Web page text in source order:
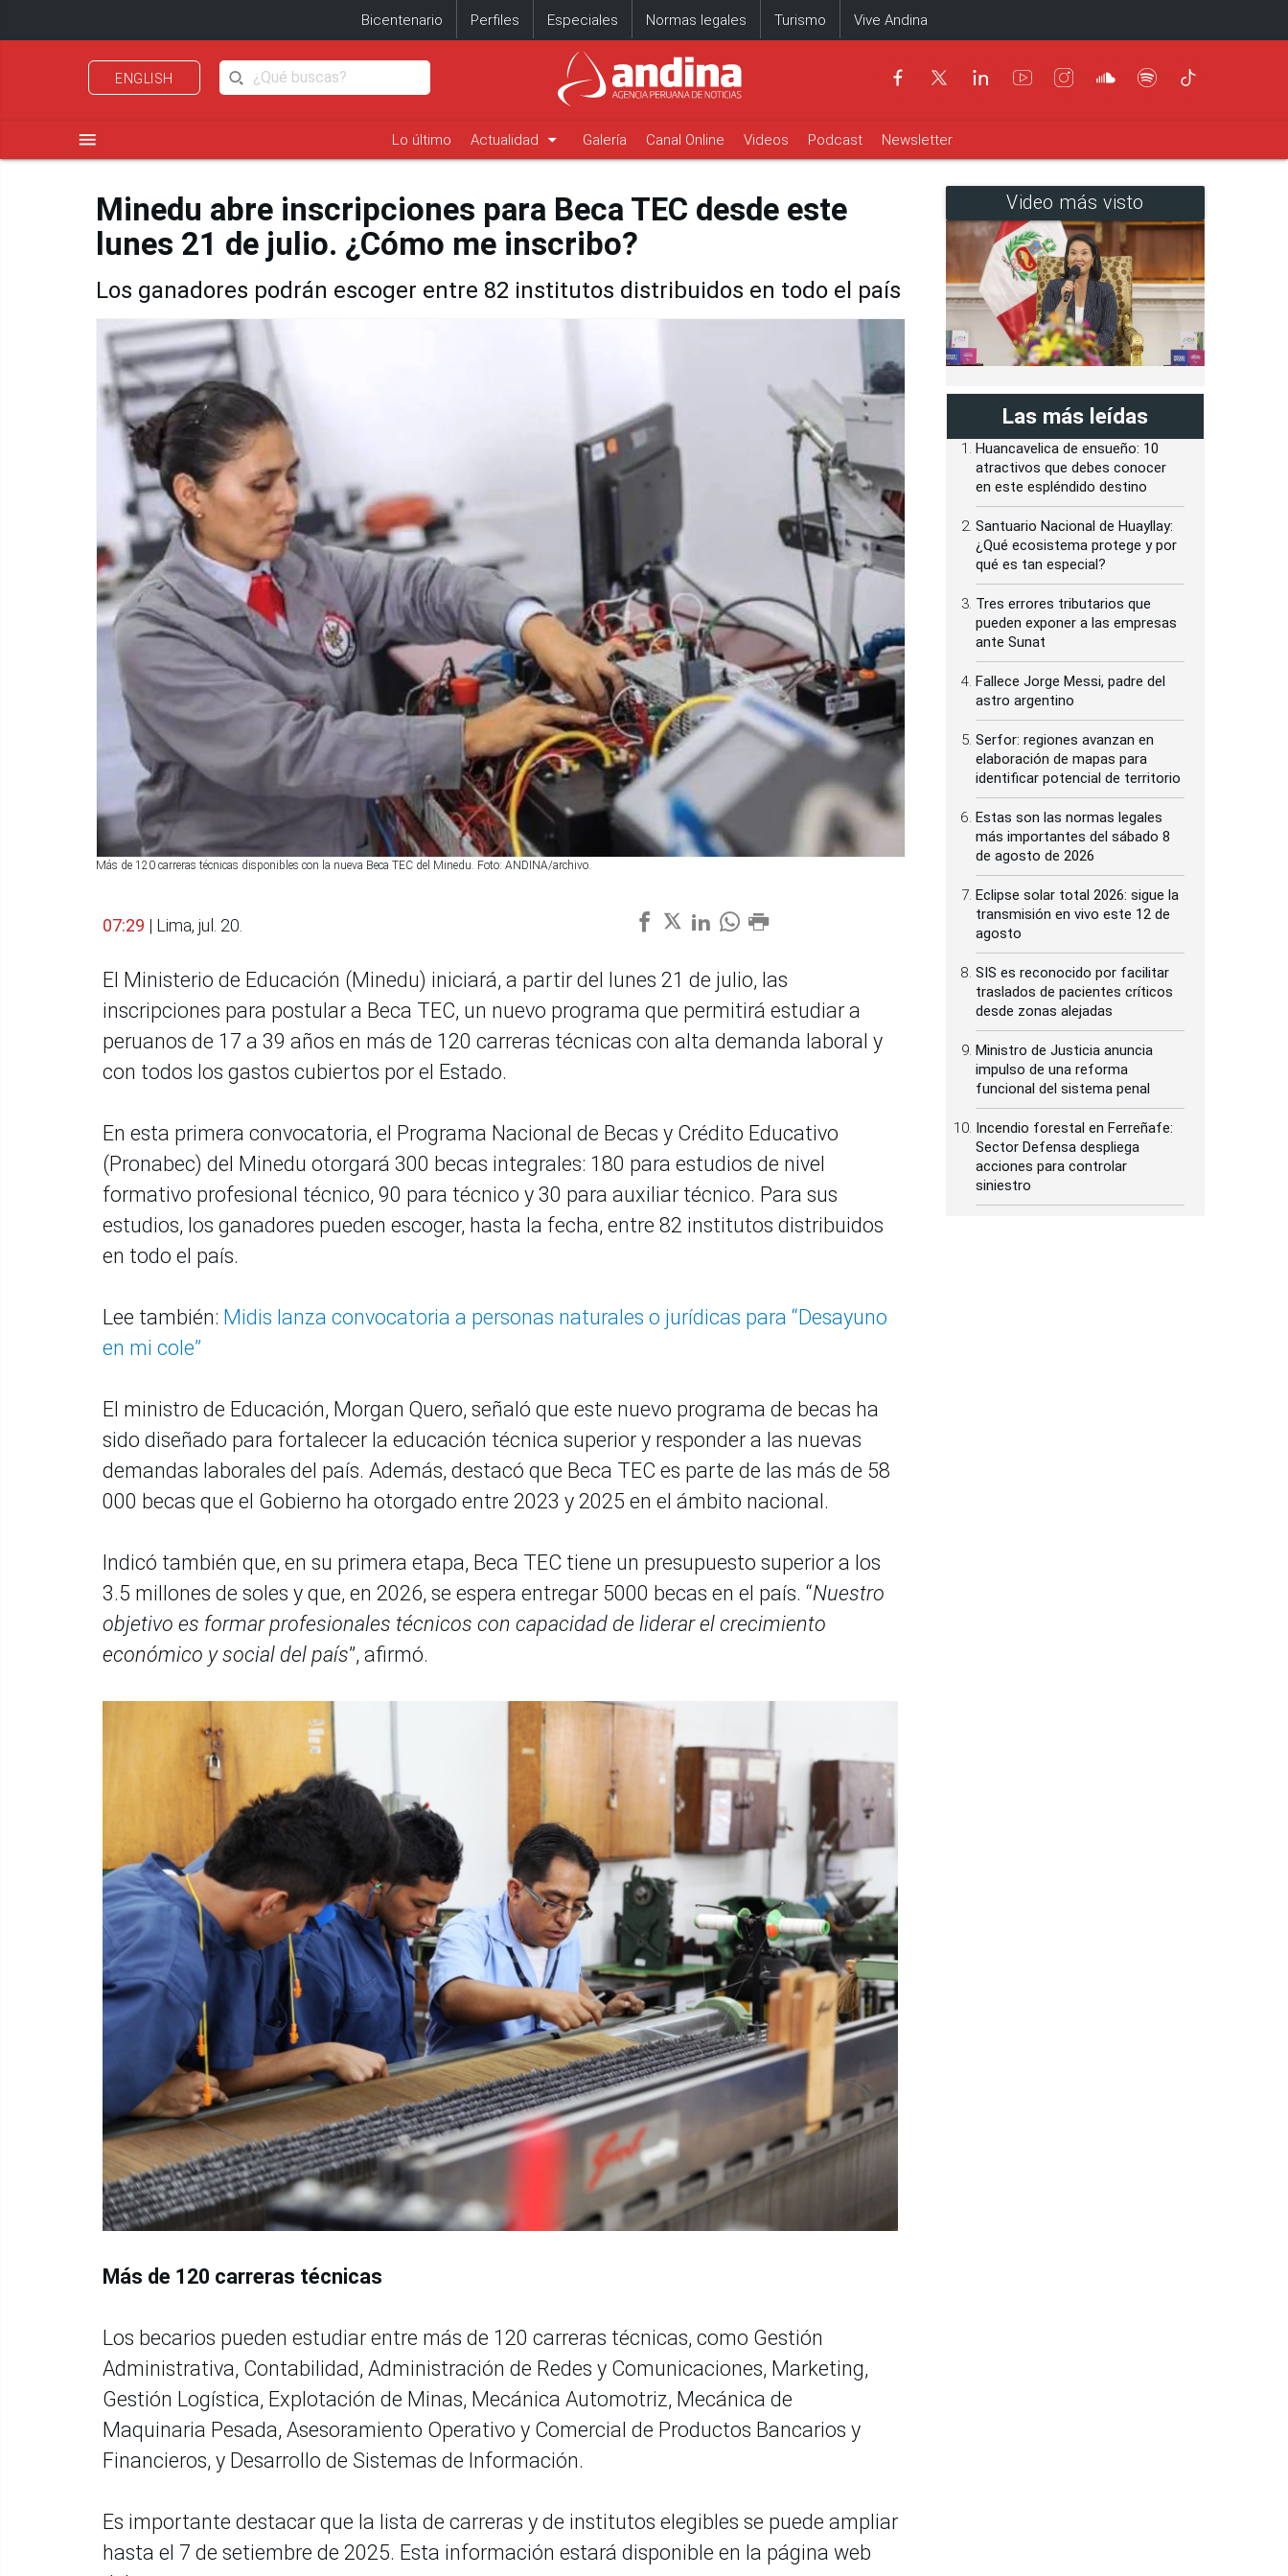
Bicentenario Perfiles Especiales Normas legales Turismo Vive Andina
ENGLISH
menu Lo último Actualidad arrow_drop_down Galería Canal Online Videos Podcast Newsletter
Minedu abre inscripciones para Beca TEC desde este
lunes 21 de julio. ¿Cómo me inscribo?
Los ganadores podrán escoger entre 82 institutos distribuidos en todo el país
Más de 120 carreras técnicas disponibles con la nueva Beca TEC del Minedu. Foto: ANDINA/archivo.
07:29 | Lima, jul. 20.
El Ministerio de Educación (Minedu) iniciará, a partir del lunes 21 de julio, las
inscripciones para postular a Beca TEC, un nuevo programa que permitirá estudiar a
peruanos de 17 a 39 años en más de 120 carreras técnicas con alta demanda laboral y
con todos los gastos cubiertos por el Estado.
En esta primera convocatoria, el Programa Nacional de Becas y Crédito Educativo
(Pronabec) del Minedu otorgará 300 becas integrales: 180 para estudios de nivel
formativo profesional técnico, 90 para técnico y 30 para auxiliar técnico. Para sus
estudios, los ganadores pueden escoger, hasta la fecha, entre 82 institutos distribuidos
en todo el país.
Lee también: Midis lanza convocatoria a personas naturales o jurídicas para “Desayuno
en mi cole”
El ministro de Educación, Morgan Quero, señaló que este nuevo programa de becas ha
sido diseñado para fortalecer la educación técnica superior y responder a las nuevas
demandas laborales del país. Además, destacó que Beca TEC es parte de las más de 58
000 becas que el Gobierno ha otorgado entre 2023 y 2025 en el ámbito nacional.
Indicó también que, en su primera etapa, Beca TEC tiene un presupuesto superior a los
3.5 millones de soles y que, en 2026, se espera entregar 5000 becas en el país. “Nuestro
objetivo es formar profesionales técnicos con capacidad de liderar el crecimiento
económico y social del país”, afirmó.
Más de 120 carreras técnicas
Los becarios pueden estudiar entre más de 120 carreras técnicas, como Gestión
Administrativa, Contabilidad, Administración de Redes y Comunicaciones, Marketing,
Gestión Logística, Explotación de Minas, Mecánica Automotriz, Mecánica de
Maquinaria Pesada, Asesoramiento Operativo y Comercial de Productos Bancarios y
Financieros, y Desarrollo de Sistemas de Información.
Es importante destacar que la lista de carreras y de institutos elegibles se puede ampliar
hasta el 7 de setiembre de 2025. Esta información estará disponible en la página web
Video más visto
Las más leídas
Huancavelica de ensueño: 10
atractivos que debes conocer
en este espléndido destino
Santuario Nacional de Huayllay:
¿Qué ecosistema protege y por
qué es tan especial?
Tres errores tributarios que
pueden exponer a las empresas
ante Sunat
Fallece Jorge Messi, padre del
astro argentino
Serfor: regiones avanzan en
elaboración de mapas para
identificar potencial de territorio
Estas son las normas legales
más importantes del sábado 8
de agosto de 2026
Eclipse solar total 2026: sigue la
transmisión en vivo este 12 de
agosto
SIS es reconocido por facilitar
traslados de pacientes críticos
desde zonas alejadas
Ministro de Justicia anuncia
impulso de una reforma
funcional del sistema penal
Incendio forestal en Ferreñafe:
Sector Defensa despliega
acciones para controlar
siniestro